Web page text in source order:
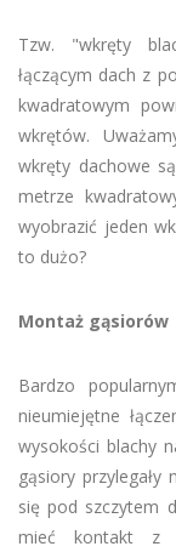
Tzw. "wkręty
łączącym dach z
kwadratowym
wkrętów.
wkręty dachowe
metrze
wyobrazić jeden
to dużo?
Montaż gąsiorów
Bardzo
nieumiejętne
wysokości blachy
gąsiory
się pod szczytem
mieć kontakt z